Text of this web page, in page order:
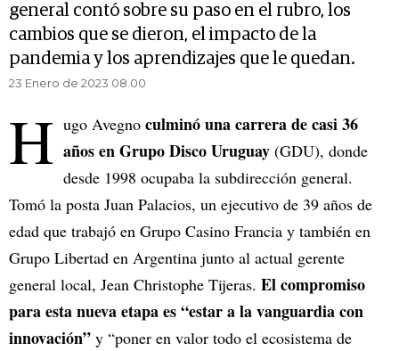
general contó sobre su paso en el rubro, los
cambios que se dieron, el impacto de la
pandemia y los aprendizajes que le quedan.
23 Enero de 2023 08.00
H ugo Avegno culminó una carrera de casi 36
años en Grupo Disco Uruguay (GDU), donde
desde 1998 ocupaba la subdirección general.
Tomó la posta Juan Palacios, un ejecutivo de 39 años de
edad que trabajó en Grupo Casino Francia y también en
Grupo Libertad en Argentina junto al actual gerente
general local, Jean Christophe Tijeras. El compromiso
para esta nueva etapa es “estar a la vanguardia con
innovación” y “poner en valor todo el ecosistema de